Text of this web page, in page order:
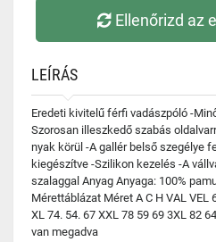
Ellenőrizd az
LEÍRÁS
Eredeti kivitelű férfi vadászpóló -
Szorosan illeszkedő szabás
nyak körül -A gallér belső szegélye
kiegészítve -Szilikon kezelés -A
szalaggal Anyag Anyaga: 100%
Mérettáblázat Méret A C H VAL VEL
XL 74. 54. 67 XXL 78 59 69 3XL 82
van megadva